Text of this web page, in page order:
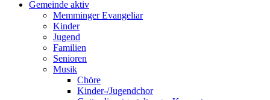
Gemeinde aktiv
Memminger Evangeliar
Kinder
Jugend
Familien
Senioren
Musik
Chöre
Kinder-/Jugendchor